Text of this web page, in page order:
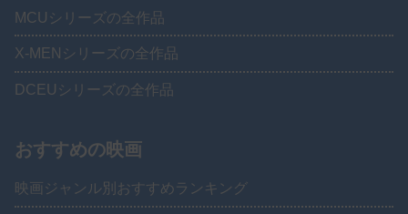
MCUシリーズの全作品
X-MENシリーズの全作品
DCEUシリーズの全作品
おすすめの映画
映画ジャンル別おすすめランキング